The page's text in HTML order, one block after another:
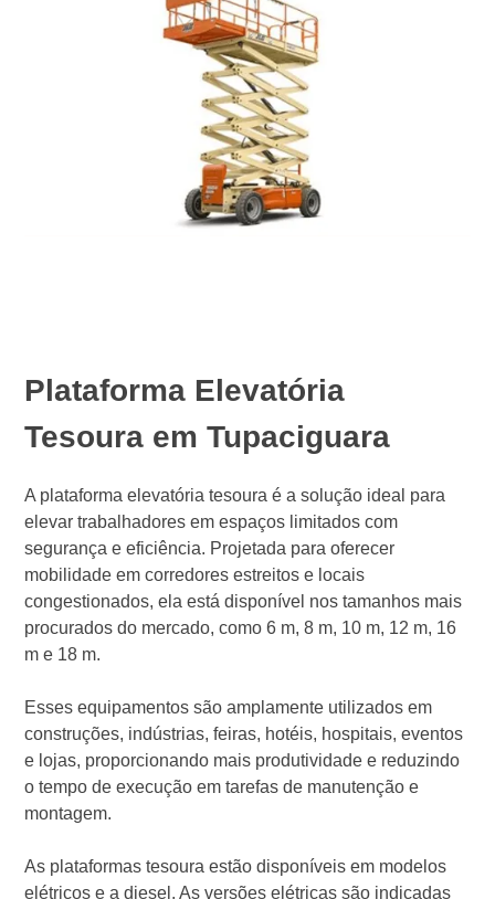
Plataforma Elevatória
Tesoura em Tupaciguara
A plataforma elevatória tesoura é a solução ideal para
elevar trabalhadores em espaços limitados com
segurança e eficiência. Projetada para oferecer
mobilidade em corredores estreitos e locais
congestionados, ela está disponível nos tamanhos mais
procurados do mercado, como 6 m, 8 m, 10 m, 12 m, 16
m e 18 m.
Esses equipamentos são amplamente utilizados em
construções, indústrias, feiras, hotéis, hospitais, eventos
e lojas, proporcionando mais produtividade e reduzindo
o tempo de execução em tarefas de manutenção e
montagem.
As plataformas tesoura estão disponíveis em modelos
elétricos e a diesel. As versões elétricas são indicadas